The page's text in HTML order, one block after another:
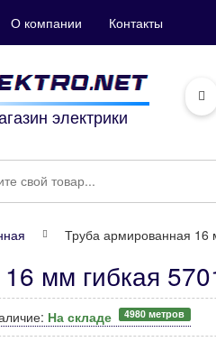
О компании Контакты
электрики
Труба армированная 16
мм гибкая
На складе 4980 метров